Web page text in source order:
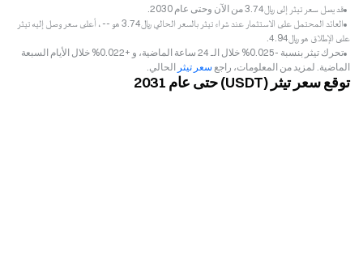
قد يصل سعر تيثر إلى ﷼‎3.74 من الآن وحتى عام 2030.
العائد المحتمل على الاستثمار عند شراء تيثر بالسعر الحالي ﷼‎3.74 هو -- ، أعلى سعر وصل إليه تيثر
على الإطلاق هو ﷼‎4.94.
تحرك تيثر بنسبة -0.025% خلال الـ 24 ساعة الماضية، و +0.022% خلال الأيام السبعة
الماضية. لمزيد من المعلومات، راجع سعر تيثر الحالي.
توقع سعر تيثر (USDT) حتى عام 2031